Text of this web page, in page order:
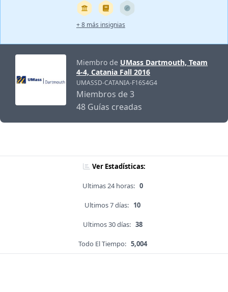
+ 8 más insignias
Miembro de UMass Dartmouth, Team
4-4, Catania Fall 2016
UMASSD-CATANIA-F16S4G4
Miembros de 3
48 Guías creadas
Ver Estadísticas:
Ultimas 24 horas: 0
Ultimos 7 días: 10
Ultimos 30 días: 38
Todo El Tiempo: 5,004